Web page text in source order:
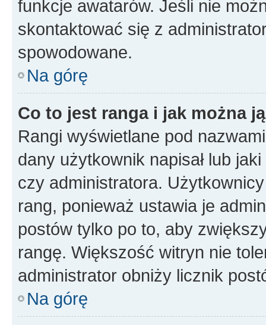
funkcje awatarów. Jeśli nie
skontaktować się z
spowodowane.
Na górę
Co to jest ranga i jak można
Rangi wyświetlane pod
dany użytkownik napisał lub
czy administratora.
rang, ponieważ ustawia je
postów tylko po to, aby
rangę. Większość witryn nie
administrator obniży licznik
Na górę